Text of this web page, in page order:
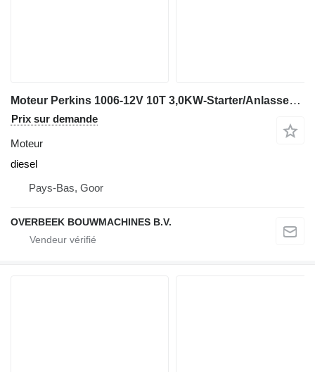
Moteur Perkins 1006-12V 10T 3,0KW-Starter/Anlasser/Startmotor
Prix sur demande
Moteur
diesel
Pays-Bas, Goor
OVERBEEK BOUWMACHINES B.V.